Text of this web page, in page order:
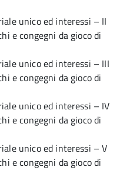
unico ed interessi – II
e congegni da gioco di
unico ed interessi – III
e congegni da gioco di
unico ed interessi – IV
e congegni da gioco di
unico ed interessi – V
e congegni da gioco di